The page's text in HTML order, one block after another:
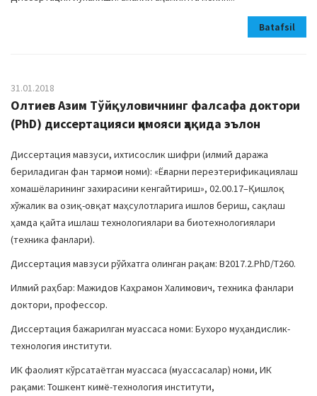
Batafsil
31.01.2018
Олтиев Азим Тўйқуловичнинг фалсафа доктори
(PhD) диссертацияси ҳимояси ҳақида эълон
Диссертация мавзуси, ихтисослик шифри (илмий даража
бериладиган фан тармоғи номи): «Ёғларни переэтерификациялаш
хомашёларининг захирасини кенгайтириш», 02.00.17–Қишлоқ
хўжалик ва озиқ-овқат маҳсулотларига ишлов бериш, сақлаш
ҳамда қайта ишлаш технологиялари ва биотехнологиялари
(техника фанлари).
Диссертация мавзуси рўйхатга олинган рақам: B2017.2.PhD/Т260.
Илмий раҳбар: Мажидов Каҳрамон Халимович, техника фанлари
доктори, профессор.
Диссертация бажарилган муассаса номи: Бухоро муҳандислик-
технология институти.
ИК фаолият кўрсатаётган муассаса (муассасалар) номи, ИК
рақами: Тошкент кимё-технология институти,